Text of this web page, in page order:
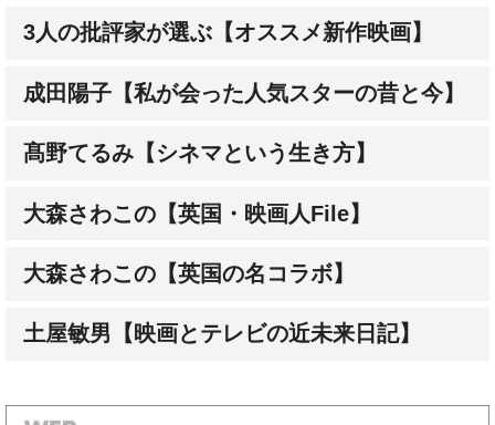
3人の批評家が選ぶ【オススメ新作映画】
成田陽子【私が会った人気スターの昔と今】
髙野てるみ【シネマという生き方】
大森さわこの【英国・映画人File】
大森さわこの【英国の名コラボ】
土屋敏男【映画とテレビの近未来日記】